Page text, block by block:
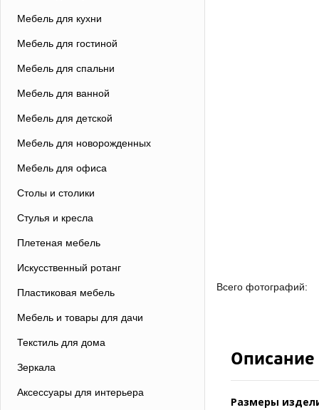
Мебель для кухни
Мебель для гостиной
Мебель для спальни
Мебель для ванной
Мебель для детской
Мебель для новорожденных
Мебель для офиса
Столы и столики
Стулья и кресла
Плетеная мебель
Искусственный ротанг
Пластиковая мебель
Мебель и товары для дачи
Текстиль для дома
Зеркала
Аксессуары для интерьера
Всего фотографий:
Описание
Размеры